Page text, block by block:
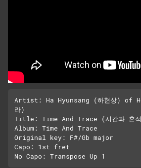
Artist: Ha Hyunsang (하현상) of
라)
Title: Time And Trace (시간과 흔
Album: Time And Trace
Original key: F#/Gb major
Capo: 1st fret